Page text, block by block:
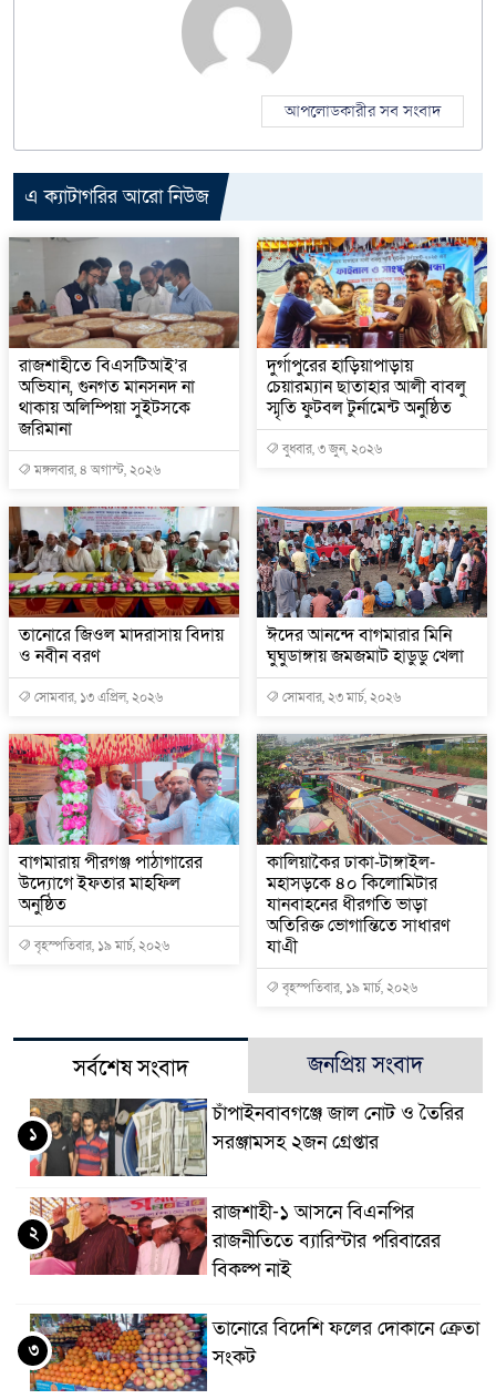
আপলোডকারীর সব সংবাদ
এ ক্যাটাগরির আরো নিউজ
রাজশাহীতে বিএসটিআই’র
অভিযান, গুনগত মানসনদ না
থাকায় অলিম্পিয়া সুইটসকে
জরিমানা
মঙ্গলবার, ৪ অগাস্ট, ২০২৬
দুর্গাপুরের হাড়িয়াপাড়ায়
চেয়ারম্যান ছাতাহার আলী বাবলু
স্মৃতি ফুটবল টুর্নামেন্ট অনুষ্ঠিত
বুধবার, ৩ জুন, ২০২৬
তানোরে জিওল মাদরাসায় বিদায়
ও নবীন বরণ
সোমবার, ১৩ এপ্রিল, ২০২৬
ঈদের আনন্দে বাগমারার মিনি
ঘুঘুডাঙ্গায় জমজমাট হাডুডু খেলা
সোমবার, ২৩ মার্চ, ২০২৬
বাগমারায় পীরগঞ্জ পাঠাগারের
উদ্যোগে ইফতার মাহফিল
অনুষ্ঠিত
বৃহস্পতিবার, ১৯ মার্চ, ২০২৬
কালিয়াকৈর ঢাকা-টাঙ্গাইল-
মহাসড়কে ৪০ কিলো‌মিটার
যানবাহনের ধীরগতি ভাড়া
অতিরিক্ত ভোগান্তিতে সাধারণ
যাএী
বৃহস্পতিবার, ১৯ মার্চ, ২০২৬
সর্বশেষ সংবাদ জনপ্রিয় সংবাদ
চাঁপাইনবাবগঞ্জে জাল নোট ও তৈরির
সরঞ্জামসহ ২জন গ্রেপ্তার
১
রাজশাহী-১ আসনে বিএনপির
রাজনীতিতে ব্যারিস্টার পরিবারের
বিকল্প নাই
২
তানোরে বিদেশি ফলের দোকানে ক্রেতা
সংকট
৩